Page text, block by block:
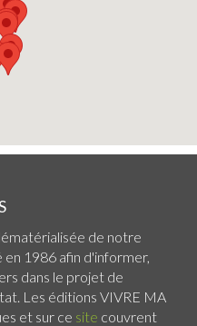
de notre
1986 afin d'informer,
dans le projet de
Les éditions VIVRE MA
et sur ce site couvrent